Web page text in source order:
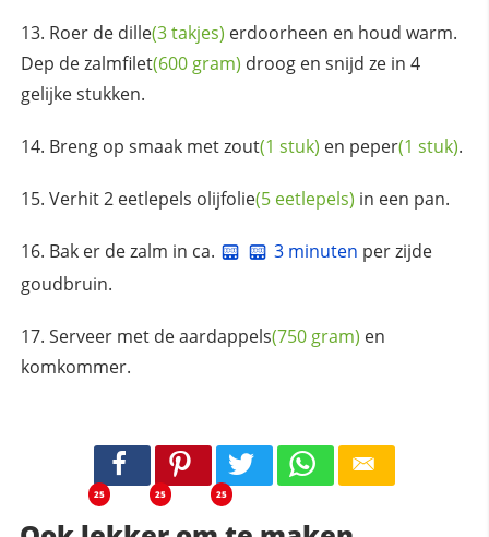
Roer de dille(3 takjes) erdoorheen en houd warm.
Dep dezalmfilet(600 gram) droog en snijd ze in 4
gelijke stukken.
Breng op smaak metzout(1 stuk) en peper(1 stuk).
Verhit 2 eetlepels olijfolie(5 eetlepels) in een pan.
Bak er de zalm in ca. 3 minuten per zijde
goudbruin.
Serveer met deaardappels(750 gram) en
komkommer.
25 25 25